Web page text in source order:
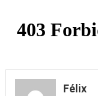
Félix